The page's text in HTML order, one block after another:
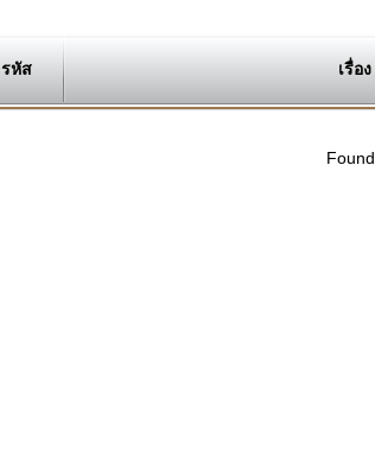
รหัส เรื่อง
Found